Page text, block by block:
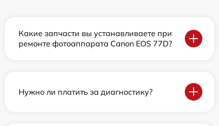
Какие запчасти вы устанавливаете при
ремонте фотоаппарата Canon EOS 77D?
Нужно ли платить за диагностику?